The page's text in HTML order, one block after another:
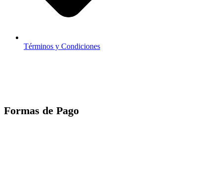
Términos y Condiciones
Formas de Pago